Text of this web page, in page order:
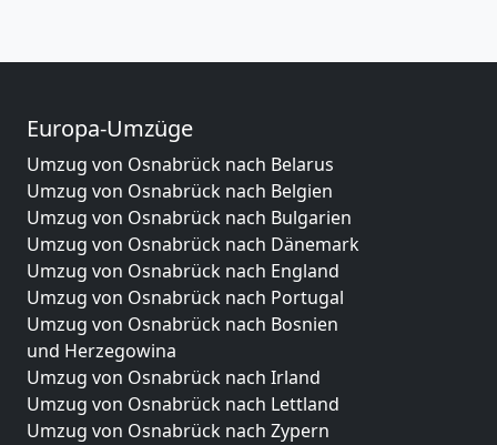
Europa-Umzüge
Umzug von Osnabrück nach Belarus
Umzug von Osnabrück nach Belgien
Umzug von Osnabrück nach Bulgarien
Umzug von Osnabrück nach Dänemark
Umzug von Osnabrück nach England
Umzug von Osnabrück nach Portugal
Umzug von Osnabrück nach Bosnien
und Herzegowina
Umzug von Osnabrück nach Irland
Umzug von Osnabrück nach Lettland
Umzug von Osnabrück nach Zypern